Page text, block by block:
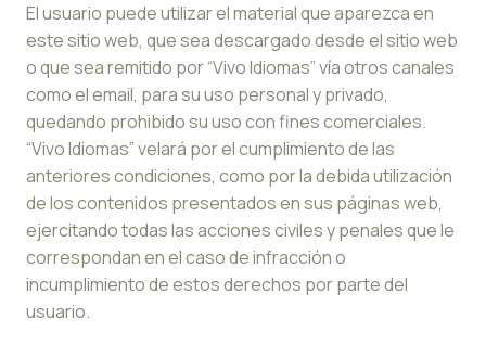
El usuario puede utilizar el material que aparezca en
este sitio web, que sea descargado desde el sitio web
o que sea remitido por “Vivo Idiomas” vía otros canales
como el email, para su uso personal y privado,
quedando prohibido su uso con fines comerciales.
“Vivo Idiomas” velará por el cumplimiento de las
anteriores condiciones, como por la debida utilización
de los contenidos presentados en sus páginas web,
ejercitando todas las acciones civiles y penales que le
correspondan en el caso de infracción o
incumplimiento de estos derechos por parte del
usuario.